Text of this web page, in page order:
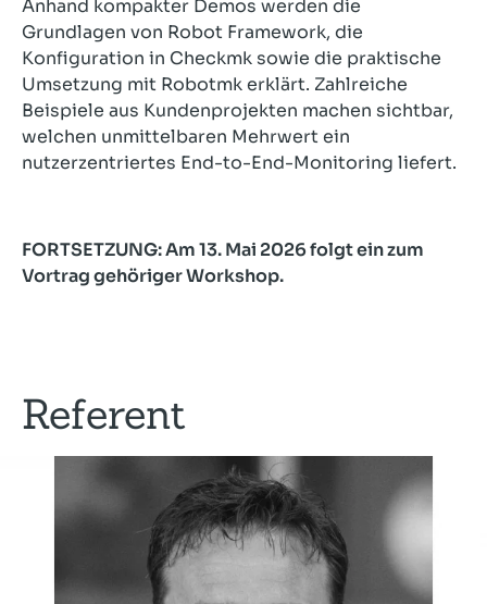
Anhand kompakter Demos werden die
Grundlagen von Robot Framework, die
Konfiguration in Checkmk sowie die praktische
Umsetzung mit Robotmk erklärt. Zahlreiche
Beispiele aus Kundenprojekten machen sichtbar,
welchen unmittelbaren Mehrwert ein
nutzerzentriertes End-to-End-Monitoring liefert.
FORTSETZUNG: Am 13. Mai 2026 folgt ein zum
Vortrag gehöriger Workshop.
Referent